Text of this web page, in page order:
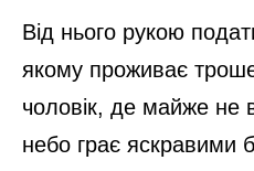
Від нього рукою
якому проживає
чоловік, де майже не
небо грає яскравими